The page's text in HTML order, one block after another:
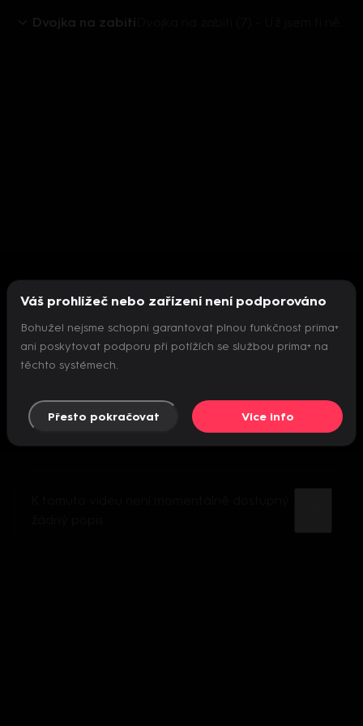
Dvojka na zabití
Nepodařilo se inicializovat přehrávač
Váš prohlížeč nebo zařízení není podporováno
Bohužel nejsme schopni garantovat plnou funkčnost prima+
ani poskytovat podporu při potížích se službou prima+ na
těchto systémech.
Přesto pokračovat Více info